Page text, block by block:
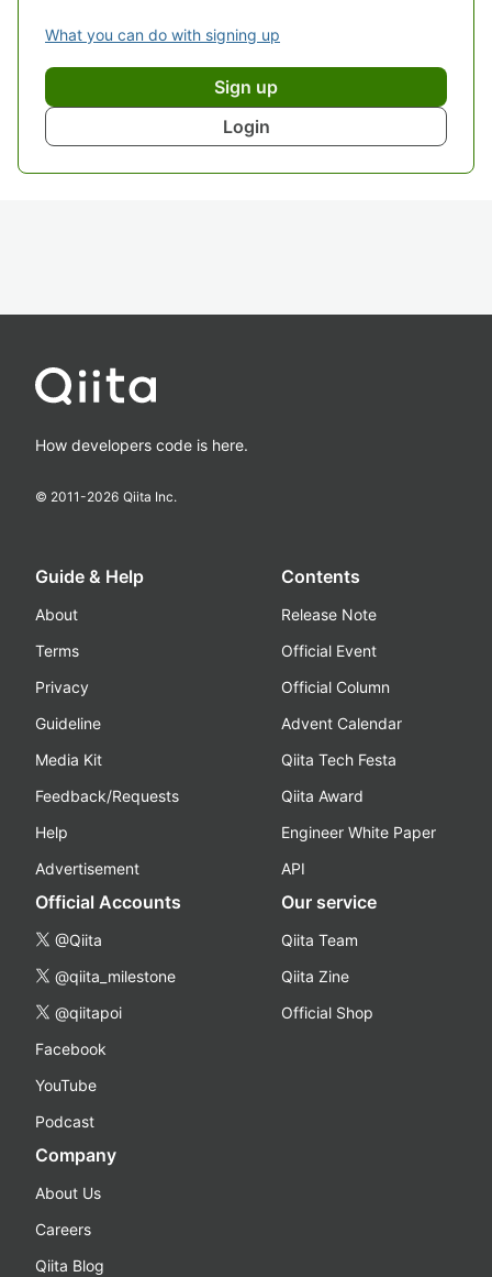
What you can do with signing up
Sign up
Login
How developers code is here.
© 2011-2026 Qiita Inc.
Guide & Help
About
Terms
Privacy
Guideline
Media Kit
Feedback/Requests
Help
Advertisement
Contents
Release Note
Official Event
Official Column
Advent Calendar
Qiita Tech Festa
Qiita Award
Engineer White Paper
API
Official Accounts
@Qiita
@qiita_milestone
@qiitapoi
Facebook
YouTube
Podcast
Our service
Qiita Team
Qiita Zine
Official Shop
Company
About Us
Careers
Qiita Blog